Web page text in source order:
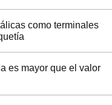
como terminales
es mayor que el valor